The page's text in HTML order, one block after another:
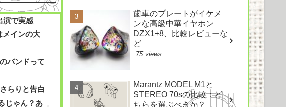
よ」他
演で実感
メインの大
バンドって
らりと告白
じゃん？あ
歯車のプレートがイケメ
ンな高級中華イヤホン
DZX1+8、比較レビューな
ど
75 views
Marantz MODEL M1と
STEREO 70sの比較：ど
ちらを選ぶべきか？